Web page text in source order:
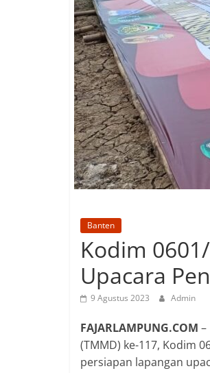
Banten
Kodim
Upacara
9 Agustus 2023 Admin
FAJARLAMPUNG.COM –
(TMMD) ke-117, Kodim
persiapan lapangan